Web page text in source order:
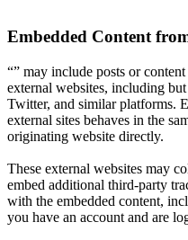
Embedded Content
“” may include posts or
external websites, including
Twitter, and similar platforms.
external sites behaves in the
originating website directly.
These external websites may
embed additional third-party
with the embedded content,
you have an account and are